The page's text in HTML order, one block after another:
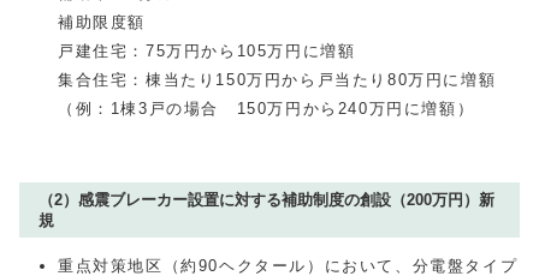
補助限度額
戸建住宅：75万円から105万円に増額
集合住宅：棟当たり150万円から戸当たり80万円に増額
（例：1棟3戸の場合 150万円から240万円に増額）
（2）感震ブレーカー設置に対する補助制度の創設（200万円）新
規
重点対策地区（約90ヘクタール）において、分電盤タイプ